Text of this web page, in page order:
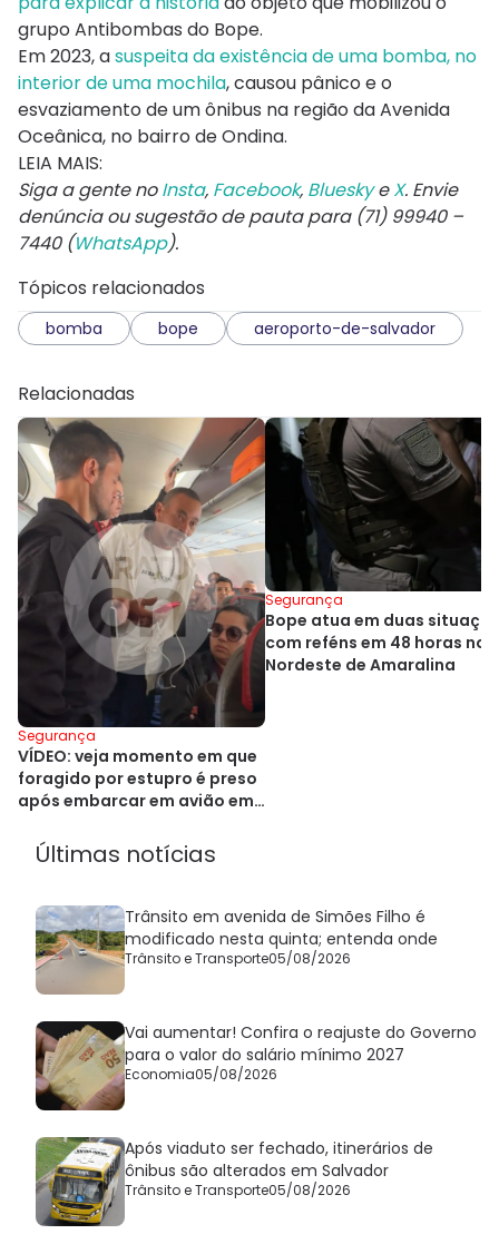
grupo Antibombas do Bope.
Em 2023, asuspeita da existência de uma bomba, no
interior de uma mochila, causou pânico e o
esvaziamento de um ônibus na região da Avenida
Oceânica, no bairro de Ondina.
LEIA MAIS:
Siga a gente noInsta, Facebook, BlueskyeX. Envie
denúncia ou sugestão de pauta para (71) 99940 –
7440 (WhatsApp).
Tópicos relacionados
bomba bope aeroporto-de-salvador
Relacionadas
Segurança
VÍDEO: veja momento em que
foragido por estupro é preso
após embarcar em avião em
Segurança
Bope atua em duas
com reféns em 48 horas no
Nordeste de Amaralina
Últimas notícias
Trânsito em avenida de Simões Filho é
modificado nesta quinta; entenda onde
Trânsito e Transporte05/08/2026
Vai aumentar! Confira o reajuste do Governo
para o valor do salário mínimo 2027
Economia05/08/2026
Após viaduto ser fechado, itinerários de
ônibus são alterados em Salvador
Trânsito e Transporte05/08/2026